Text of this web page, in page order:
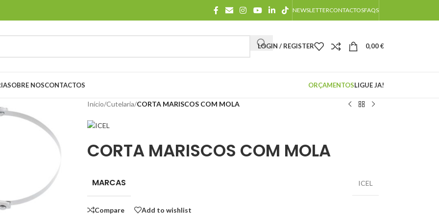
NEWSLETTERCONTACTOSFAQS
LOGIN / REGISTER 0,00€
SOBRE NOSCONTACTOS ORÇAMENTOSLIGUE JA!
Início/Cutelaria/CORTA MARISCOS COM MOLA
CORTA MARISCOS COM MOLA
MARCAS ICEL
Compare Add to wishlist